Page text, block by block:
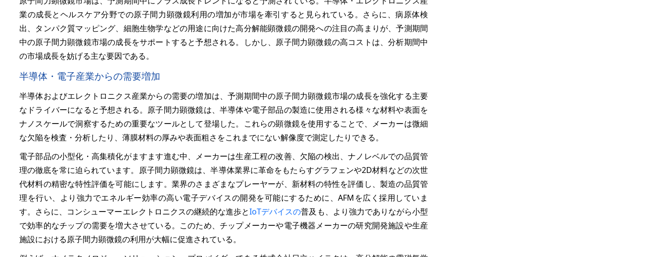
業の成長とヘルスケア分野での原子間力顕微鏡利用の増加が市場を牽引すると見られている。さらに、病原体検
出、タンパク質マッピング、細胞生物学などの用途に向けた高分解能顕微鏡の開発への注目の高まりが、予測期間
中の原子間力顕微鏡市場の成長をサポートすると予想される。しかし、原子間力顕微鏡の高コストは、分析期間中
の市場成長を妨げる主な要因である。
半導体・電子産業からの需要増加
半導体およびエレクトロニクス産業からの需要の増加は、予測期間中の原子間力顕微鏡市場の成長を強化する主要
なドライバーになると予想される。原子間力顕微鏡は、半導体や電子部品の製造に使用される様々な材料や表面を
ナノスケールで洞察するための重要なツールとして登場した。これらの顕微鏡を使用することで、メーカーは微細
な欠陥を検査・分析したり、薄膜材料の厚みや表面粗さをこれまでにない解像度で測定したりできる。
電子部品の小型化・高集積化がますます進む中、メーカーは生産工程の改善、欠陥の検出、ナノレベルでの品質管
理の徹底を常に迫られています。原子間力顕微鏡は、半導体業界に革命をもたらすグラフェンや2D材料などの次世
代材料の精密な特性評価を可能にします。業界のさまざまなプレーヤーが、新材料の特性を評価し、製造の品質管
理を行い、より強力でエネルギー効率の高い電子デバイスの開発を可能にするために、AFMを広く採用していま
す。さらに、コンシューマーエレクトロニクスの継続的な進歩とIoTデバイスの普及も、より強力でありながら小型
で効率的なチップの需要を増大させている。このため、チップメーカーや電子機器メーカーの研究開発施設や生産
施設における原子間力顕微鏡の利用が大幅に促進されている。